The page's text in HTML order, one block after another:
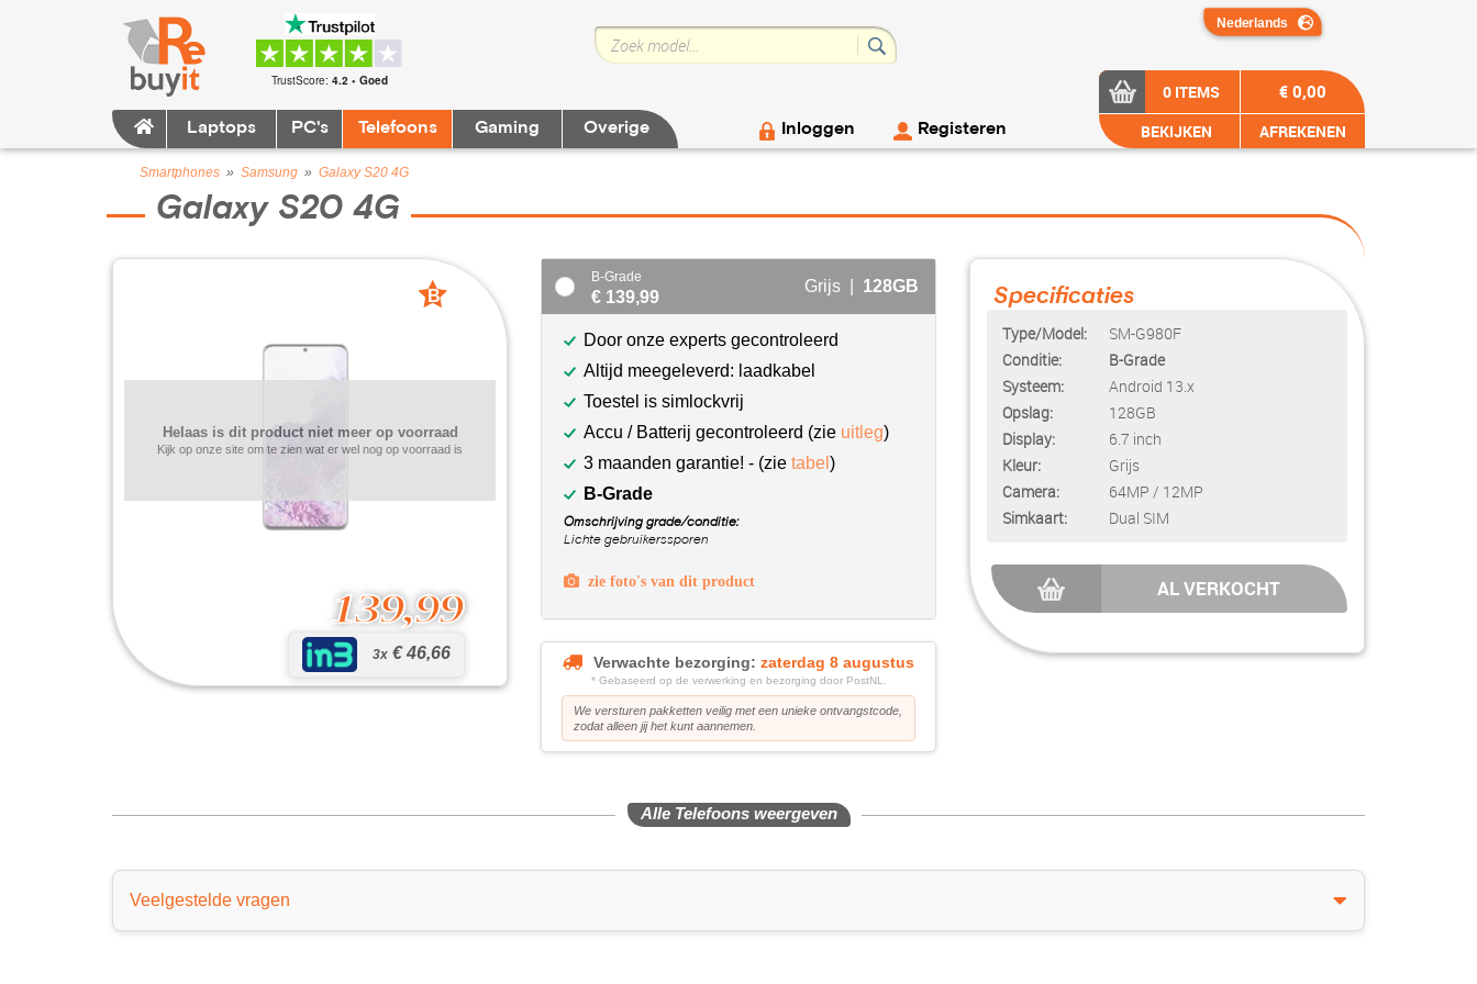
TrustScore: 4.2 • Goed
Laptops PC's Telefoons Gaming Overige Inloggen Registeren
0 ITEMS
BEKIJKEN
€ 0,00
AFREKENEN
Smartphones » Samsung » Galaxy S20 4G
Galaxy S20 4G
139,99
3x € 46,66
Helaas is dit product niet meer op voorraad
Kijk op onze site om te zien wat er wel nog op voorraad is
B
B-Grade
€ 139,99
Grijs | 128GB
Door onze experts gecontroleerd
Altijd meegeleverd: laadkabel
Toestel is simlockvrij
Accu / Batterij gecontroleerd (zie uitleg)
3 maanden garantie! - (zie tabel )
B-Grade
Omschrijving grade/conditie:
Lichte gebruikerssporen
zie foto's van dit product
Verwachte bezorging: zaterdag 8 augustus
* Gebaseerd op de verwerking en bezorging door PostNL.
We versturen pakketten veilig met een unieke ontvangstcode,
zodat alleen jij het kunt aannemen.
Specificaties
Type/Model:
Conditie:
Systeem:
Opslag:
Display:
Kleur:
Camera:
Simkaart:
SM-G980F
B-Grade
Android 13.x
128GB
6.7 inch
Grijs
64MP / 12MP
Dual SIM
AL VERKOCHT
Alle Telefoons weergeven
Veelgestelde vragen